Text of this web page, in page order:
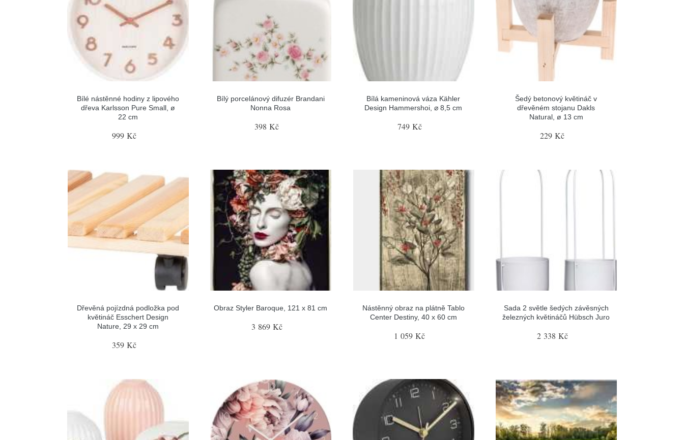
Bílé nástěnné hodiny z lipového
dřeva Karlsson Pure Small, ø
22 cm
999 Kč
Bílý porcelánový difuzér Brandani
Nonna Rosa
398 Kč
Bílá kameninová váza Kähler
Design Hammershoi, ⌀ 8,5 cm
749 Kč
Šedý betonový květináč v
dřevěném stojanu Dakls
Natural, ø 13 cm
229 Kč
Dřevěná pojízdná podložka pod
květináč Esschert Design
Nature, 29 x 29 cm
359 Kč
Obraz Styler Baroque, 121 x 81 cm
3 869 Kč
Nástěnný obraz na plátně Tablo
Center Destiny, 40 x 60 cm
1 059 Kč
Sada 2 světle šedých závěsných
železných květináčů Hübsch Juro
2 338 Kč